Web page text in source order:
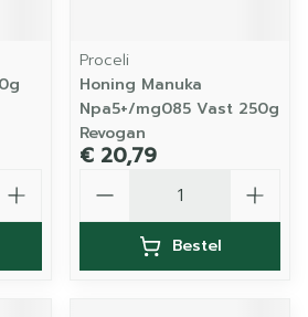
Proceli
Honing Manuka
Npa5+/mg085 Vast 250g
Revogan
€ 20,79
Bestel